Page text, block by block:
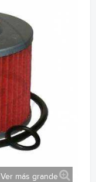
Ver más grande